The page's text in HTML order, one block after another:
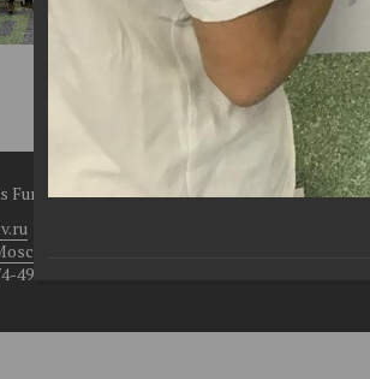
Fund
Bolshoy Rogozhsky per., D. 10, Bldg. 2
49